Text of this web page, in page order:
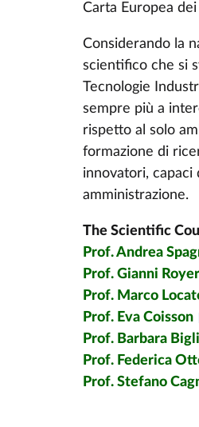
Carta Europea
Considerando la
scientifico che si
Tecnologie
sempre più a
rispetto al solo
formazione di
innovatori, capaci
amministrazione.
The Scientific
Prof. Andrea
Prof. Gianni
Prof. Marco
Prof. Eva Coisson
Prof. Barbara
Prof. Federica
Prof. Stefano